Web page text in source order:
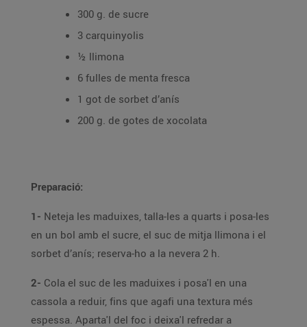
300 g. de sucre
3 carquinyolis
½ llimona
6 fulles de menta fresca
1 got de sorbet d’anís
200 g. de gotes de xocolata
Preparació:
1- Neteja les maduixes, talla-les a quarts i posa-les
en un bol amb el sucre, el suc de mitja llimona i el
sorbet d’anís; reserva-ho a la nevera 2 h.
2- Cola el suc de les maduixes i posa'l en una
cassola a reduir, fins que agafi una textura més
espessa. Aparta'l del foc i deixa'l refredar a